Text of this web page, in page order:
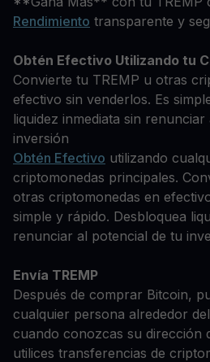
Rendimiento transparente y
Obtén Efectivo Utilizando tu
Convierte tu TREMP u otras
efectivo sin venderlos. Es
liquidez inmediata sin
inversión
Obtén Efectivo utilizando
criptomonedas principales.
otras criptomonedas en
simple y rápido. Desbloquea
renunciar al potencial de tu
Envía TREMP
Después de comprar Bitcoin,
cualquier persona alrededor
cuando conozcas su dirección
utilices transferencias de